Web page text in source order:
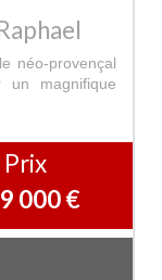
néo-provençal
un magnifique
Prix
000 €